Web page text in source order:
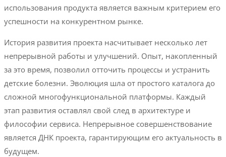
использования продукта является важным критерием его
успешности на конкурентном рынке.
История развития проекта насчитывает несколько лет
непрерывной работы и улучшений. Опыт, накопленный
за это время, позволил отточить процессы и устранить
детские болезни. Эволюция шла от простого каталога до
сложной многофункциональной платформы. Каждый
этап развития оставлял свой след в архитектуре и
философии сервиса. Непрерывное совершенствование
является ДНК проекта, гарантирующим его актуальность в
будущем.